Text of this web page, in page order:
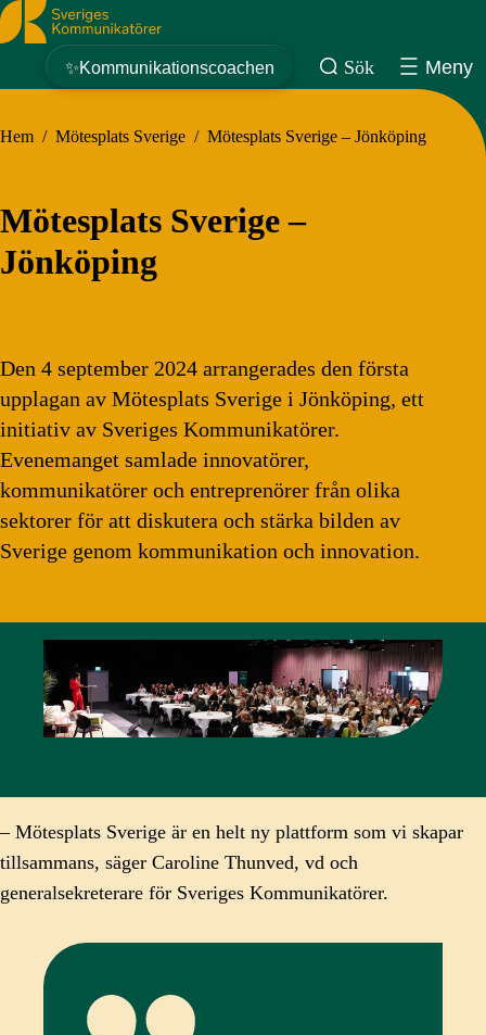
Sveriges Kommunikatörer
✨Kommunikationscoachen Sök Meny
Hem / Mötesplats Sverige / Mötesplats Sverige – Jönköping
Mötesplats Sverige –
Jönköping
Den 4 september 2024 arrangerades den första
upplagan av Mötesplats Sverige i Jönköping, ett
initiativ av Sveriges Kommunikatörer.
Evenemanget samlade innovatörer,
kommunikatörer och entreprenörer från olika
sektorer för att diskutera och stärka bilden av
Sverige genom kommunikation och innovation.
– Mötesplats Sverige är en helt ny plattform som vi skapar
tillsammans, säger Caroline Thunved, vd och
generalsekreterare för Sveriges Kommunikatörer.